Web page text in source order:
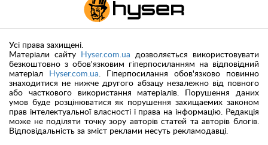
Усі права захищені.
Матеріали сайту
Hyser.com.ua дозволяється використовувати
безкоштовно з обов'язковим гіперпосиланням на відповідний
матеріал
Hyser.com.ua . Гіперпосилання обов'язково повинно
знаходитися не нижче другого абзацу незалежно від повного
або часткового використання матеріалів. Порушення даних
умов буде розцінюватися як порушення захищаемих законом
прав інтелектуальної власності і права на інформацію. Редакція
може не поділяти точку зору авторів статей та авторів блогів.
Відповідальність за зміст реклами несуть рекламодавці.